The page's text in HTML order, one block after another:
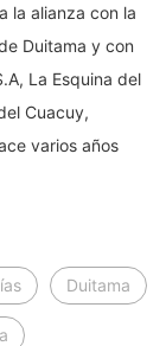
la alianza con la
Duitama y con
La Esquina del
Cuacuy,
varios años
Duitama